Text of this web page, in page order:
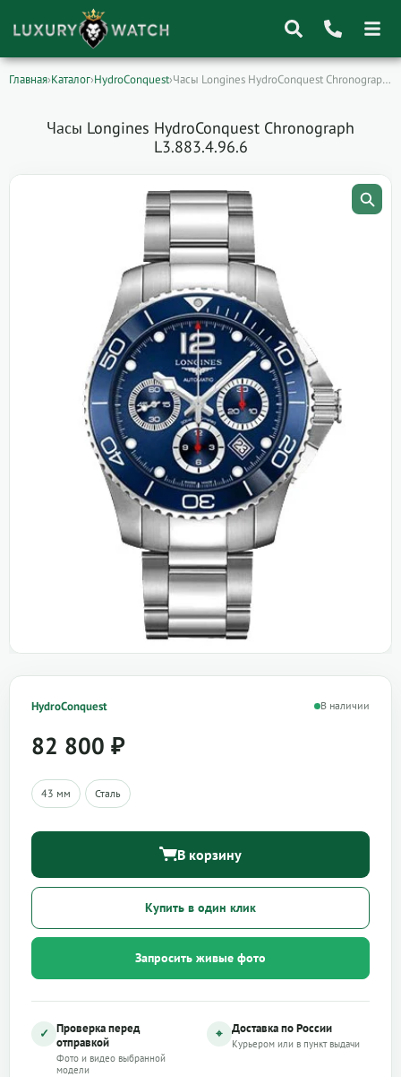
Главная›Каталог›HydroConquest› Часы Longines HydroConquest Chronograph L3.883.4.96.6
Часы Longines HydroConquest Chronograph
L3.883.4.96.6
HydroConquest В наличии
82 800 ₽
43 мм Сталь
В корзину
Купить в один клик
Запросить живые фото
✓ Проверка перед
отправкой
Фото и видео выбранной
модели
⌖ Доставка по России
Курьером или в пункт выдачи